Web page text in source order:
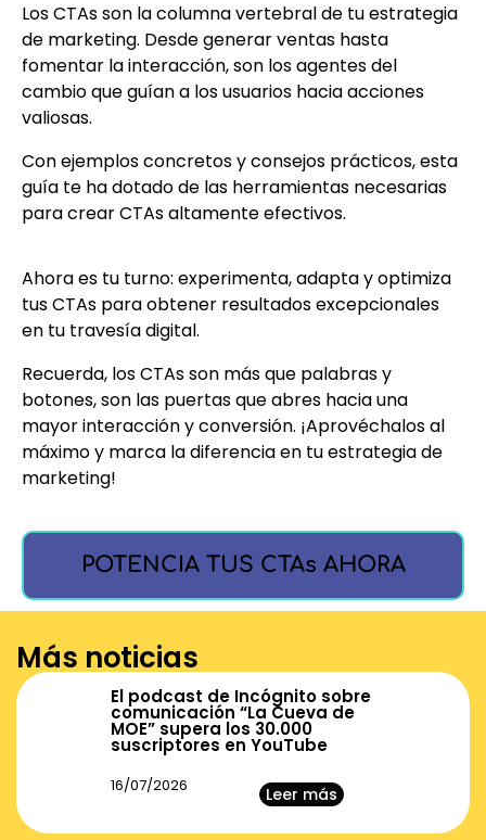
Los CTAs son la columna vertebral de tu estrategia
de marketing. Desde generar ventas hasta
fomentar la interacción, son los agentes del
cambio que guían a los usuarios hacia acciones
valiosas.
Con ejemplos concretos y consejos prácticos, esta
guía te ha dotado de las herramientas necesarias
para crear CTAs altamente efectivos.
Ahora es tu turno: experimenta, adapta y optimiza
tus CTAs para obtener resultados excepcionales
en tu travesía digital.
Recuerda, los CTAs son más que palabras y
botones, son las puertas que abres hacia una
mayor interacción y conversión. ¡Aprovéchalos al
máximo y marca la diferencia en tu estrategia de
marketing!
POTENCIA TUS CTAs AHORA
Más noticias
El podcast de Incógnito sobre
comunicación “La Cueva de
MOE” supera los 30.000
suscriptores en YouTube
16/07/2026 Leer más